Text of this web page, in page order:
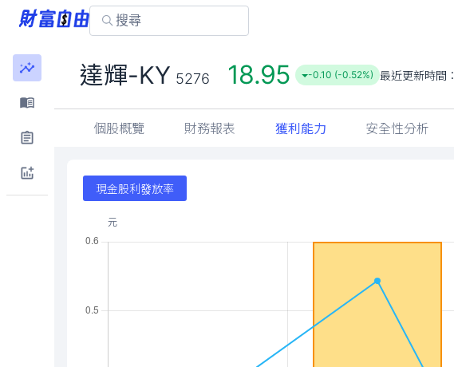
達輝-KY 5276 18.95 -0.10 (-0.52%) 最近更新時間：
個股概覽 財務報表 獲利能力 安全性分析
現金股利發放率